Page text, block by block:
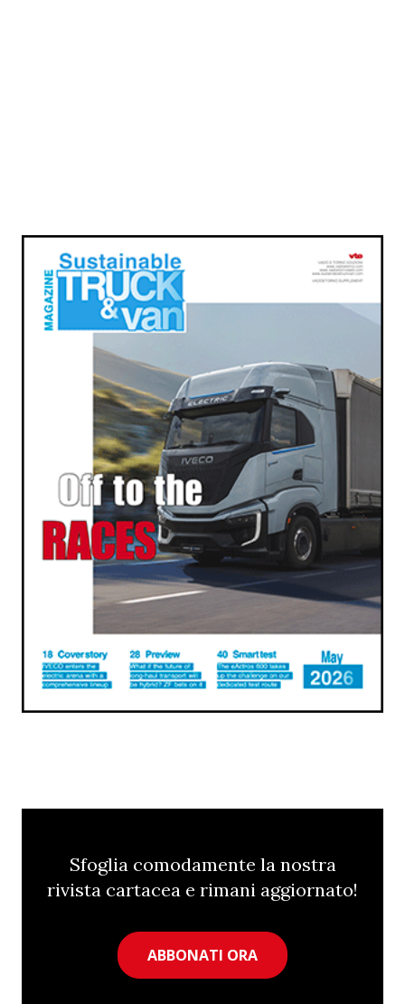
Sfoglia comodamente la nostra
rivista cartacea e rimani aggiornato!
ABBONATI ORA